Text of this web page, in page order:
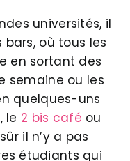
universités, il
où tous les
en sortant des
semaine ou les
quelques-uns
, le 2 bis café ou
il n’y a pas
étudiants qui